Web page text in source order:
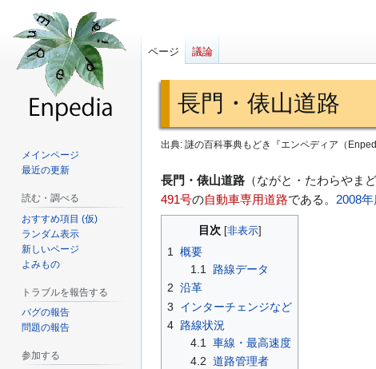
長門・俵山道路
出典: 謎の百科事典もどき『エンペディア（
ナ
ビ
ゲ
シ
ン
に
移
検
索
に
動
長門・俵山道路 （ながと・たわらやま
491号の自動車専用道路である。 2008
目次
1
概要
1.1
路線データ
2 沿革
3
インターチェンジなど
4 路線状況
4.1
車線・最高速度
4.2 道路管理者
ページ 議論
メインページ
最近の更新
読む・調べる
おすすめ項目 (仮)
ランダム表示
新しいページ
よみもの
トラブルを報告する
バグの報告
問題の報告
参加する